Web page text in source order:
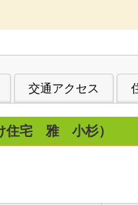
交通アクセス
住宅 雅 小杉）